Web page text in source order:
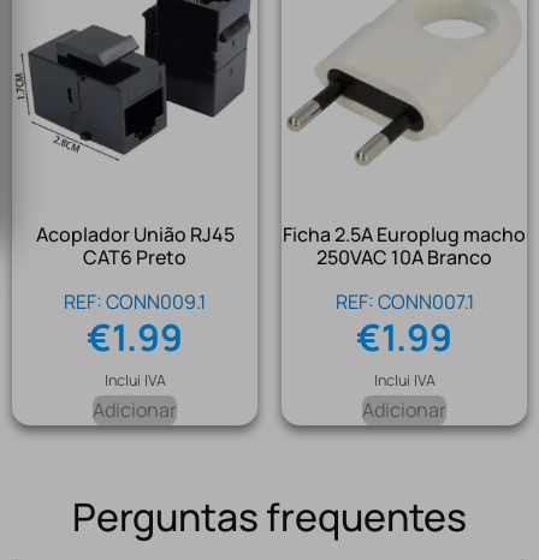
Acoplador União RJ45
CAT6 Preto
REF: CONN009.1
€1.99
Inclui IVA
Adicionar
Ficha 2.5A Europlug macho
250VAC 10A Branco
REF: CONN007.1
€1.99
Inclui IVA
Adicionar
Perguntas frequentes